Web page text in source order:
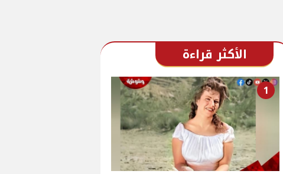
الأكثر قراءة
1